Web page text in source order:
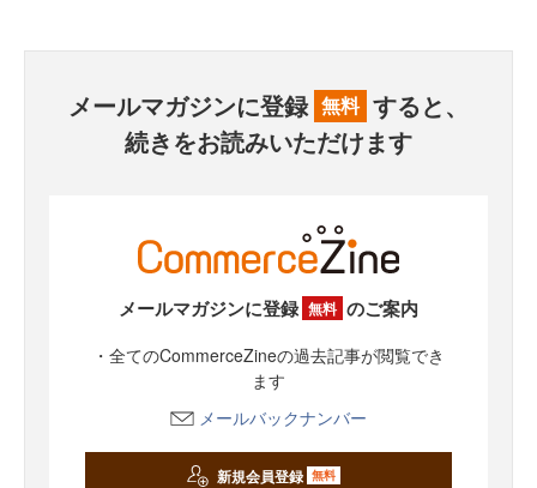
メールマガジンに登録 無料 すると、
続きをお読みいただけます
メールマガジンに登録 無料 のご案内
・全てのCommerceZineの過去記事が閲覧でき
ます
メールバックナンバー
新規会員登録 無料